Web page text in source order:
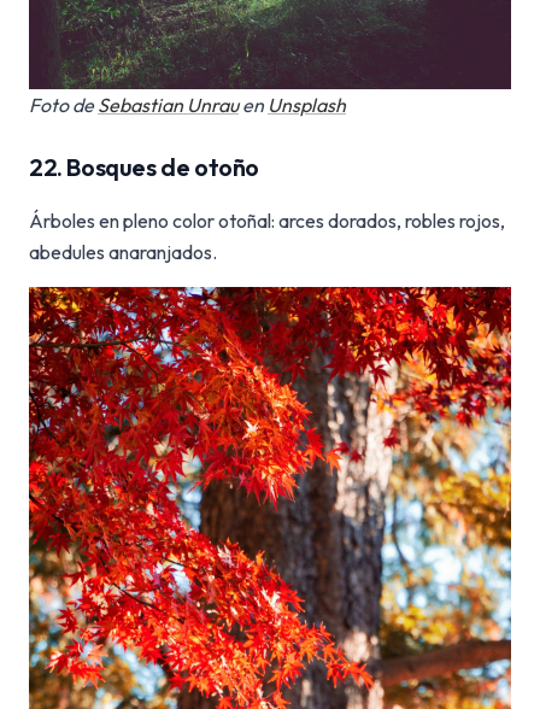
Foto deSebastian Unrauen Unsplash
22. Bosques de otoño
Árboles en pleno color otoñal: arces dorados, robles rojos,
abedules anaranjados.